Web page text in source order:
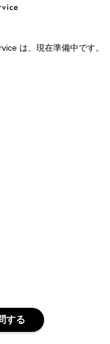
は、現在準備中です。
する